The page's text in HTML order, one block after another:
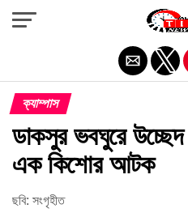
ক্যাম্পাস
ডাকসুর ভবঘুরে উচ্ছেদ
এক কিশোর আটক
ছবি: সংগৃহীত
Exit